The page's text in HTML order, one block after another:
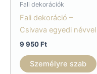
Fali dekorációk
Fali dekoráció –
Csivava egyedi névvel
9 950Ft
Személyre szab